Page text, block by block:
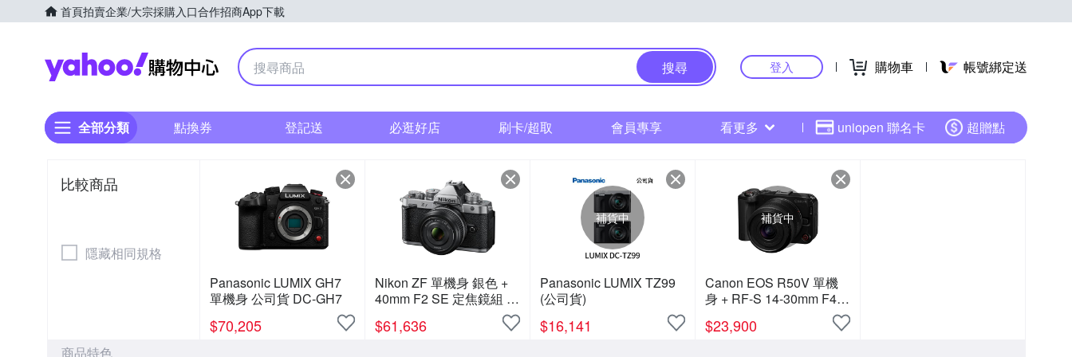
首頁拍賣企業/大宗採購入口合作招商App下載
Yahoo購物中心
搜尋 登入 購物車 帳號綁定送
全部分類 點換券 登記送 必逛好店 刷卡/超取 會員專享 看更多 uniopen 聯名卡 超贈點
比較商品
隱藏相同規格
Panasonic LUMIX GH7
單機身 公司貨 DC-GH7
$70,205
Nikon ZF 單機身 銀色 +
40mm F2 SE 定焦鏡組 公
$61,636
補貨中
Panasonic LUMIX TZ99
(公司貨)
$16,141
補貨中
Canon EOS R50V 單機
身 + RF-S 14-30mm F4-
6.3 IS STM PZ 變焦鏡組
公司貨
$23,900
商品特色